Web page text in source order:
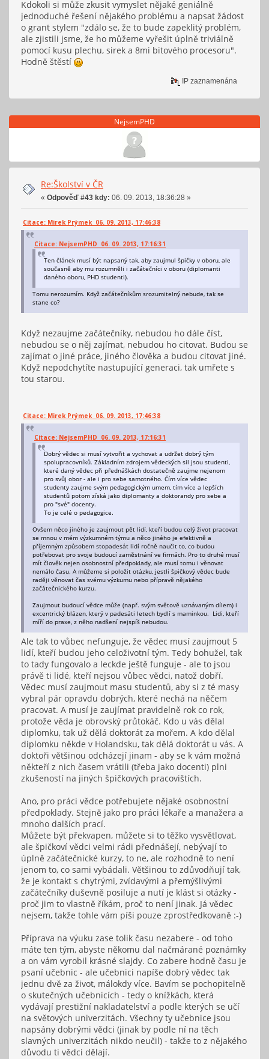
Kdokoli si může zkusit vymyslet nějaké geniálně
jednoduché řešení nějakého problému a napsat žádost
o grant stylem "zdálo se, že to bude zapeklitý problém,
ale zjistili jsme, že ho můžeme vyřešit úplně triviálně
pomocí kusu plechu, sirek a 8mi bitového procesoru".
Hodně štěstí
IP zaznamenána
NejsemPHD
Re:Školství v ČR
« Odpověď #43 kdy: 06. 09. 2013, 18:36:28 »
Citace: Mirek Prýmek 06. 09. 2013, 17:46:38
Citace: NejsemPHD 06. 09. 2013, 17:16:31
Ten článek musí být napsaný tak, aby zaujmul špičky v oboru, ale
současně aby mu rozumněli i začátečníci v oboru (diplomanti
daného oboru, PHD studenti).
Tomu nerozumím. Když začátečníkům srozumitelný nebude, tak se
stane co?
Když nezaujme začátečníky, nebudou ho dále číst,
nebudou se o něj zajímat, nebudou ho citovat. Budou se
zajímat o jiné práce, jiného člověka a budou citovat jiné.
Když nepodchytíte nastupující generaci, tak umřete s
tou starou.
Citace: Mirek Prýmek 06. 09. 2013, 17:46:38
Citace: NejsemPHD 06. 09. 2013, 17:16:31
Dobrý vědec si musí vytvořit a vychovat a udržet dobrý tým
spolupracovníků. Základním zdrojem vědeckých sil jsou studenti,
které daný vědec při přednáškách dostatečně zaujme nejenom
pro svůj obor - ale i pro sebe samotného. Čím více vědec
studenty zaujme svým pedagogickým umem, tím více a lepších
studentů potom získá jako diplomanty a doktorandy pro sebe a
pro "své" docenty.
To je celé o pedagogice.
Ovšem něco jiného je zaujmout pět lidí, kteří budou celý život pracovat
se mnou v mém výzkumném týmu a něco jiného je efektivně a
příjemným způsobem stopadesát lidí ročně naučit to, co budou
potřebovat pro svoje budoucí zaměstnání ve firmách. Pro to druhé musí
mít člověk nejen osobnostní předpoklady, ale musí tomu i věnovat
nemálo času. A můžeme si položit otázku, jestli špičkový vědec bude
raději věnovat čas svému výzkumu nebo přípravě nějakého
začátečnického kurzu.
Zaujmout budoucí vědce může (např. svým světově uznávaným dílem) i
excentrický blázen, který v padesáti letech bydlí s maminkou. Lidi, kteří
míří do praxe, z něho nadšení nejspíš nebudou.
Ale tak to vůbec nefunguje, že vědec musí zaujmout 5
lidí, kteří budou jeho celoživotní tým. Tedy bohužel, tak
to tady fungovalo a leckde ještě funguje - ale to jsou
právě ti lidé, kteří nejsou vůbec vědci, natož dobří.
Vědec musí zaujmout masu studentů, aby si z té masy
vybral pár opravdu dobrých, které nechá na něčem
pracovat. A musí je zaujímat pravidelně rok co rok,
protože věda je obrovský průtokáč. Kdo u vás dělal
diplomku, tak už dělá doktorát za mořem. A kdo dělal
diplomku někde v Holandsku, tak dělá doktorát u vás. A
doktoři většinou odcházejí jinam - aby se k vám možná
někteří z nich časem vrátili (třeba jako docenti) plni
zkušeností na jiných špičkových pracovištích.
Ano, pro práci vědce potřebujete nějaké osobnostní
předpoklady. Stejně jako pro práci lékaře a manažera a
mnoho dalších prací.
Můžete být překvapen, můžete si to těžko vysvětlovat,
ale špičkoví vědci velmi rádi přednášejí, nebývají to
úplně začátečnické kurzy, to ne, ale rozhodně to není
jenom to, co sami vybádali. Většinou to zdůvodňují tak,
že je kontakt s chytrými, zvídavými a přemýšlivými
začátečníky duševně posiluje a nutí je klást si otázky -
proč jim to vlastně říkám, proč to není jinak. Já vědec
nejsem, takže tohle vám píši pouze zprostředkovaně :-)
Příprava na výuku zase tolik času nezabere - od toho
máte ten tým, abyste někomu dal načmárané poznámky
a on vám vyrobil krásné slajdy. Co zabere hodně času je
psaní učebnic - ale učebnici napíše dobrý vědec tak
jednu dvě za život, málokdy více. Bavím se pochopitelně
o skutečných učebnicích - tedy o knížkách, která
vydávají prestižní nakladatelství a podle kterých se učí
na světových univerzitách. Všechny ty učebnice jsou
napsány dobrými vědci (jinak by podle ní na těch
slavných univerzitách nikdo neučil) - takže to z nějakého
důvodu ti vědci dělají.